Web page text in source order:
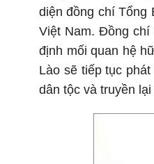
diện đồng chí Tổng
Việt Nam. Đồng chí
định mối quan hệ
Lào sẽ tiếp tục
dân tộc và truyền